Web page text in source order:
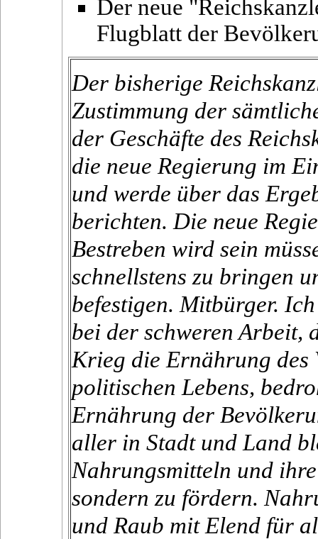
Der neue
Flugblatt der
Der bisherige
Zustimmung der
der Geschäfte des
die neue Regierung im
und werde über das
berichten. Die neue
Bestreben wird sein
schnellstens zu bringen
befestigen. Mitbürger.
bei der schweren Arbeit,
Krieg die Ernährung des
politischen Lebens,
Ernährung der
aller in Stadt und Land
Nahrungsmitteln und
sondern zu fördern.
und Raub mit Elend für